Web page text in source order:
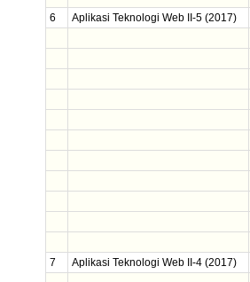
6 Aplikasi Teknologi Web II-5 (2017)
7 Aplikasi Teknologi Web II-4 (2017)